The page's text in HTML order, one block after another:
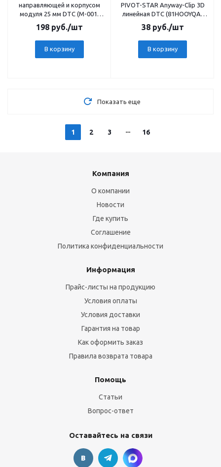
направляющей и корпусом
модуля 25 мм DTC (М-001)
21643
198 руб./шт
В корзину
PIVOT-STAR Anyway-Clip 3D
линейная DTC (81HOOYQA)
20222
38руб./шт
В корзину
Показать еще
1 2 3 16
Компания
О компании
Новости
Где купить
Соглашение
Политика конфиденциальности
Информация
Прайс-листы на продукцию
Условия оплаты
Условия доставки
Гарантия на товар
Как оформить заказ
Правила возврата товара
Помощь
Статьи
Вопрос-ответ
Оставайтесь на связи